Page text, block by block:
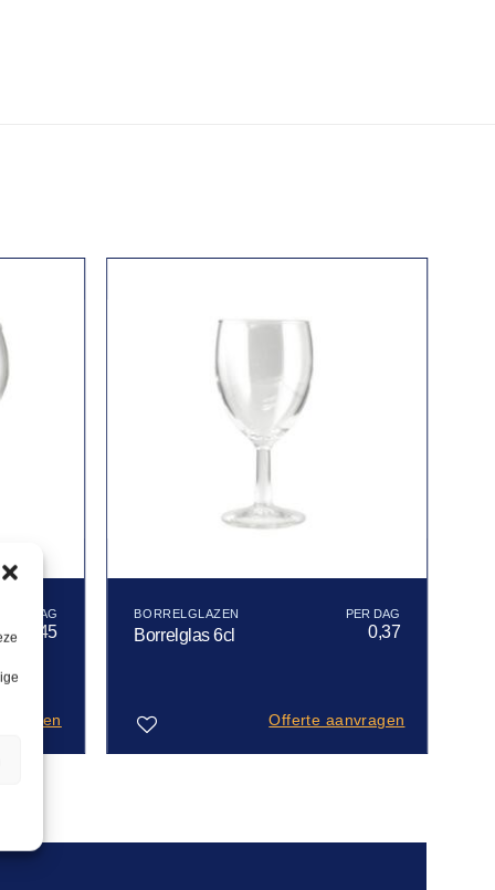
0,45
BORRELGLAZEN
Borrelglas 6cl 0,37
Offerte aanvragen